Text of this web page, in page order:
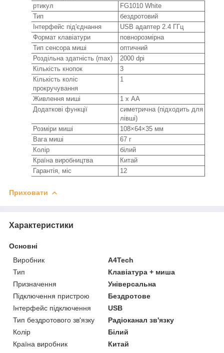
ртикул
FG1010 White
Тип
бездротовий
Інтерфейс під'єднання
USB адаптер 2.4 ГГц
Формат клавіатури
повнорозмірна
Тип сенсора миші
оптичний
Роздільна здатність (max)
2000 dpi
Кількість кнопок
3
Кількість коліс
прокручування
1
Живлення миші
1 х AА
Додаткові функції
симетрична (підходить для
лівші)
Розміри миші
108×64×35 мм
Вага миші
67 г
Колір
білий
Країна виробництва
Китай
Гарантія, міс
12
Приховати
Характеристики
Основні
Виробник
A4Tech
Тип
Клавіатура + миша
Призначення
Універсальна
Підключення пристрою
Бездротове
Інтерфейс підключення
USB
Тип бездротового зв'язку
Радіоканал зв'язку
Колір
Білий
Країна виробник
Китай